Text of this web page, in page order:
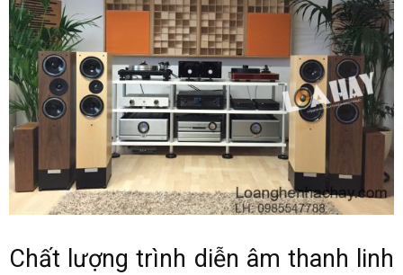
Chất lượng trình diễn âm thanh linh